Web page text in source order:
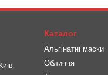
Каталог
Альгінатні маски
Обличчя